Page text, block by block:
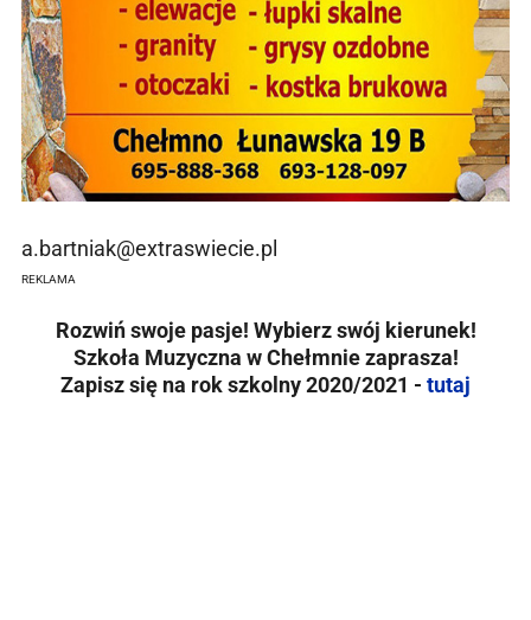
a.bartniak@extraswiecie.pl
REKLAMA
Rozwiń swoje pasje! Wybierz swój kierunek!
Szkoła Muzyczna w Chełmnie zaprasza!
Zapisz się na rok szkolny 2020/2021 - tutaj